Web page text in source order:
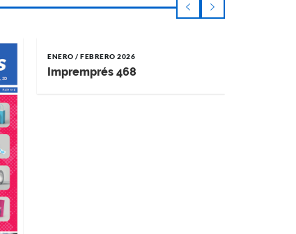
ENERO / FEBRERO 2026
Impremprés 468